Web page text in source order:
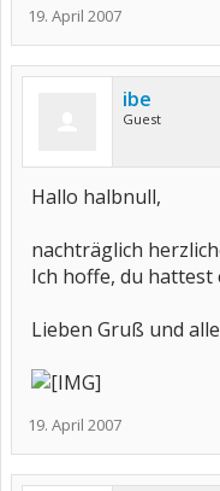
19. April 2007
ibe
Guest
Hallo halbnull,
nachträglich
Ich hoffe, du hattest
Lieben Gruß und
19. April 2007